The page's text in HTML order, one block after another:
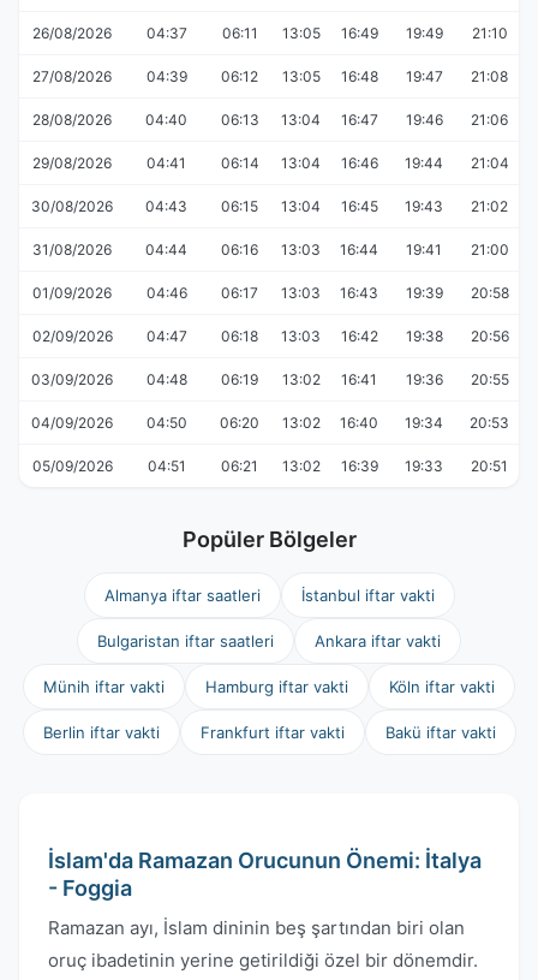
26/08/2026 04:37 06:11 13:05 16:49 19:49 21:10
27/08/2026 04:39 06:12 13:05 16:48 19:47 21:08
28/08/2026 04:40 06:13 13:04 16:47 19:46 21:06
29/08/2026 04:41 06:14 13:04 16:46 19:44 21:04
30/08/2026 04:43 06:15 13:04 16:45 19:43 21:02
31/08/2026 04:44 06:16 13:03 16:44 19:41 21:00
01/09/2026 04:46 06:17 13:03 16:43 19:39 20:58
02/09/2026 04:47 06:18 13:03 16:42 19:38 20:56
03/09/2026 04:48 06:19 13:02 16:41 19:36 20:55
04/09/2026 04:50 06:20 13:02 16:40 19:34 20:53
05/09/2026 04:51 06:21 13:02 16:39 19:33 20:51
Popüler Bölgeler
Almanya iftar saatleri İstanbul iftar vakti
Bulgaristan iftar saatleri Ankara iftar vakti
Münih iftar vakti Hamburg iftar vakti Köln iftar vakti
Berlin iftar vakti Frankfurt iftar vakti Bakü iftar vakti
İslam'da Ramazan Orucunun Önemi: İtalya
- Foggia
Ramazan ayı, İslam dininin beş şartından biri olan
oruç ibadetinin yerine getirildiği özel bir dönemdir.